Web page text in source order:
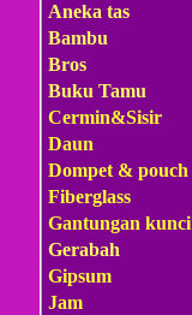
Aneka tas
Bambu
Bros
Buku Tamu
Cermin&Sisir
Daun
Dompet & pouch
Fiberglass
Gantungan kunci
Gerabah
Gipsum
Jam